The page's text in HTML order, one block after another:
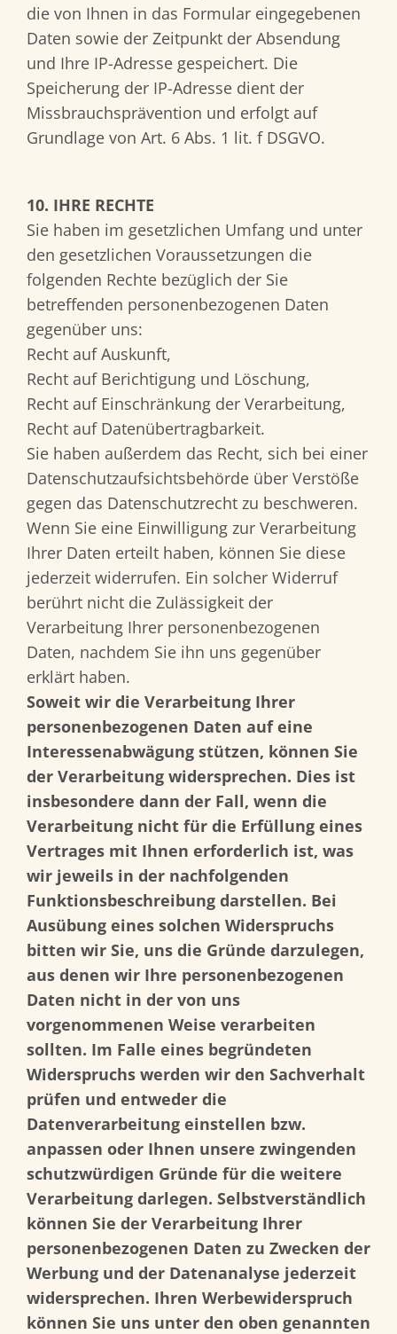
die von Ihnen in das Formular eingegebenen
Daten sowie der Zeitpunkt der Absendung
und Ihre IP-Adresse gespeichert. Die
Speicherung der IP-Adresse dient der
Missbrauchsprävention und erfolgt auf
Grundlage von Art. 6 Abs. 1 lit. f DSGVO.
10. IHRE RECHTE
Sie haben im gesetzlichen Umfang und unter
den gesetzlichen Voraussetzungen die
folgenden Rechte bezüglich der Sie
betreffenden personenbezogenen Daten
gegenüber uns:
Recht auf Auskunft,
Recht auf Berichtigung und Löschung,
Recht auf Einschränkung der Verarbeitung,
Recht auf Datenübertragbarkeit.
Sie haben außerdem das Recht, sich bei einer
Datenschutzaufsichtsbehörde über Verstöße
gegen das Datenschutzrecht zu beschweren.
Wenn Sie eine Einwilligung zur Verarbeitung
Ihrer Daten erteilt haben, können Sie diese
jederzeit widerrufen. Ein solcher Widerruf
berührt nicht die Zulässigkeit der
Verarbeitung Ihrer personenbezogenen
Daten, nachdem Sie ihn uns gegenüber
erklärt haben.
Soweit wir die Verarbeitung Ihrer
personenbezogenen Daten auf eine
Interessenabwägung stützen, können Sie
der Verarbeitung widersprechen. Dies ist
insbesondere dann der Fall, wenn die
Verarbeitung nicht für die Erfüllung eines
Vertrages mit Ihnen erforderlich ist, was
wir jeweils in der nachfolgenden
Funktionsbeschreibung darstellen. Bei
Ausübung eines solchen Widerspruchs
bitten wir Sie, uns die Gründe darzulegen,
aus denen wir Ihre personenbezogenen
Daten nicht in der von uns
vorgenommenen Weise verarbeiten
sollten. Im Falle eines begründeten
Widerspruchs werden wir den Sachverhalt
prüfen und entweder die
Datenverarbeitung einstellen bzw.
anpassen oder Ihnen unsere zwingenden
schutzwürdigen Gründe für die weitere
Verarbeitung darlegen. Selbstverständlich
können Sie der Verarbeitung Ihrer
personenbezogenen Daten zu Zwecken der
Werbung und der Datenanalyse jederzeit
widersprechen. Ihren Werbewiderspruch
können Sie uns unter den oben genannten